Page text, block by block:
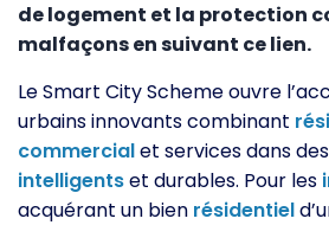
de logement et la protection
malfaçons en suivant ce lien.
Le Smart City Scheme ouvre
urbains innovants combinant
commercialet services dans des
intelligentset durables. Pour les
acquérant un bien résidentiel